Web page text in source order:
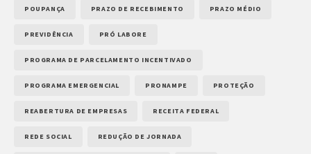
POUPANÇA PRAZO DE RECEBIMENTO PRAZO MÉDIO
PREVIDÊNCIA PRÓ LABORE
PROGRAMA DE PARCELAMENTO INCENTIVADO
PROGRAMA EMERGENCIAL PRONAMPE PROTEÇÃO
REABERTURA DE EMPRESAS RECEITA FEDERAL
REDE SOCIAL REDUÇÃO DE JORNADA